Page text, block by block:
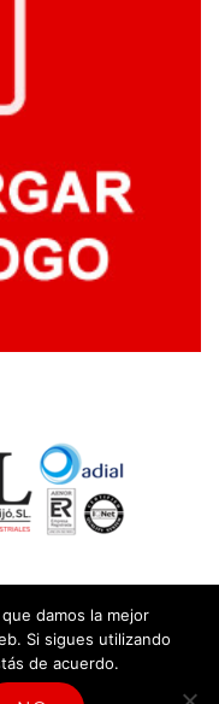
privacidad
damos la mejor
Si sigues utilizando
de acuerdo.